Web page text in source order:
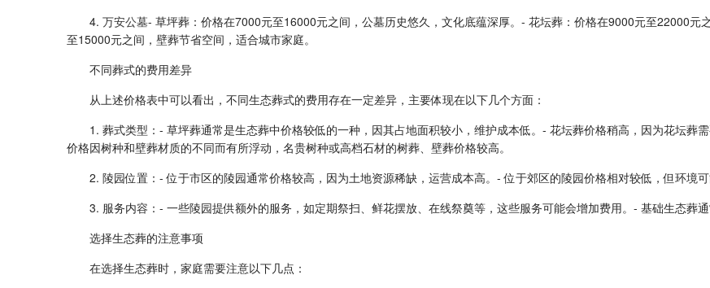
4. 万安公墓- 草坪葬：价格在7000元至16000元之间，公墓历史悠久，文化底蕴深厚。- 花坛葬：价格在9000元至22000
至15000元之间，壁葬节省空间，适合城市家庭。
不同葬式的费用差异
从上述价格表中可以看出，不同生态葬式的费用存在一定差异，主要体现在以下几个方面：
1. 葬式类型：- 草坪葬通常是生态葬中价格较低的一种，因其占地面积较小，维护成本低。- 花坛葬价格稍高，因为花坛葬
价格因树种和壁葬材质的不同而有所浮动，名贵树种或高档石材的树葬、壁葬价格较高。
2. 陵园位置：- 位于市区的陵园通常价格较高，因为土地资源稀缺，运营成本高。- 位于郊区的陵园价格相对较低，但环境可
3. 服务内容：- 一些陵园提供额外的服务，如定期祭扫、鲜花摆放、在线祭奠等，这些服务可能会增加费用。- 基础生态葬
选择生态葬的注意事项
在选择生态葬时，家庭需要注意以下几点：